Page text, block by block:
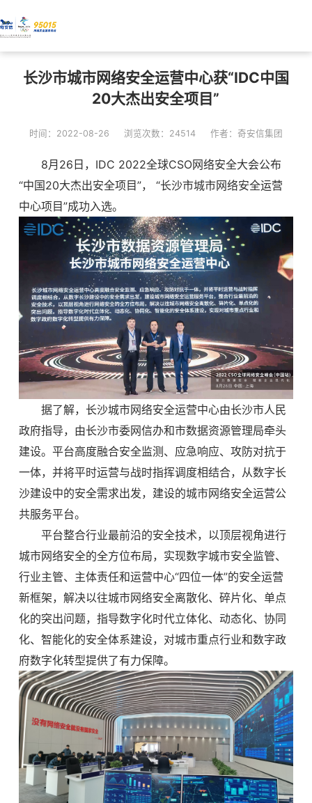
长沙市城市网络安全运营中心获“IDC中国
20大杰出安全项目”
时间：2022-08-26 浏览次数：24514 作者：奇安信集团
8月26日，IDC 2022全球CSO网络安全大会公布
“中国20大杰出安全项目”， “长沙市城市网络安全运营
中心项目”成功入选。
据了解，长沙城市网络安全运营中心由长沙市人民
政府指导，由长沙市委网信办和市数据资源管理局牵头
建设。平台高度融合安全监测、应急响应、攻防对抗于
一体，并将平时运营与战时指挥调度相结合，从数字长
沙建设中的安全需求出发，建设的城市网络安全运营公
共服务平台。
平台整合行业最前沿的安全技术，以顶层视角进行
城市网络安全的全方位布局，实现数字城市安全监管、
行业主管、主体责任和运营中心“四位一体”的安全运营
新框架，解决以往城市网络安全离散化、碎片化、单点
化的突出问题，指导数字化时代立体化、动态化、协同
化、智能化的安全体系建设，对城市重点行业和数字政
府数字化转型提供了有力保障。